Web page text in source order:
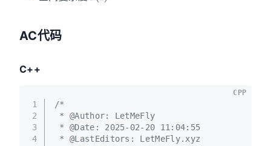
AC代码
C++
1
2
3
4
/*
* @Author: LetMeFly
* @Date: 2025-02-20 11:04:55
* @LastEditors: LetMeFly.xyz
CPP